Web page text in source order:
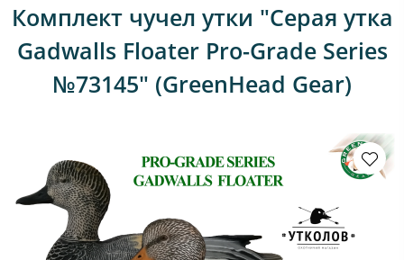
Комплект чучел утки "Серая утка
Gadwalls Floater Pro-Grade Series
№73145" (GreenHead Gear)